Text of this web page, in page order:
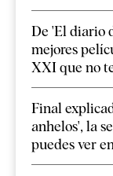
De 'El diario
mejores
XXI que no
Final
anhelos', la
puedes ver